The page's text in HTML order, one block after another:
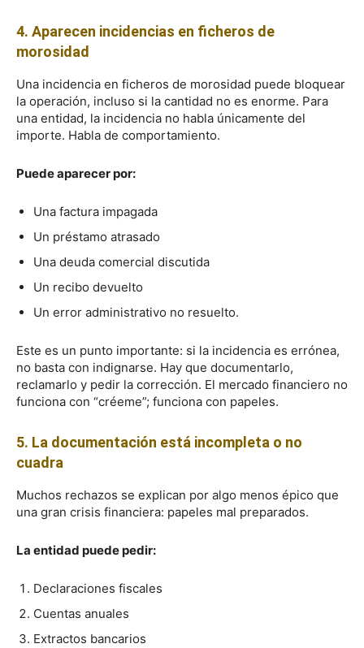
4. Aparecen incidencias en ficheros de
morosidad
Una incidencia en ficheros de morosidad puede bloquear
la operación, incluso si la cantidad no es enorme. Para
una entidad, la incidencia no habla únicamente del
importe. Habla de comportamiento.
Puede aparecer por:
Una factura impagada
Un préstamo atrasado
Una deuda comercial discutida
Un recibo devuelto
Un error administrativo no resuelto.
Este es un punto importante: si la incidencia es errónea,
no basta con indignarse. Hay que documentarlo,
reclamarlo y pedir la corrección. El mercado financiero no
funciona con “créeme”; funciona con papeles.
5. La documentación está incompleta o no
cuadra
Muchos rechazos se explican por algo menos épico que
una gran crisis financiera: papeles mal preparados.
La entidad puede pedir:
Declaraciones fiscales
Cuentas anuales
Extractos bancarios